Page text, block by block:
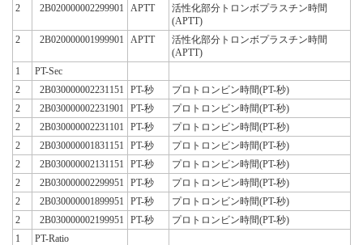
2
2B020000002299901 APTT
活性化部分トロンボプラスチン時間
(APTT)
2
2B020000001999901 APTT
活性化部分トロンボプラスチン時間
(APTT)
1
PT-Sec
2
2B030000002231151 PT-秒
プロトロンビン時間(PT-秒)
2
2B030000002231901 PT-秒
プロトロンビン時間(PT-秒)
2
2B030000002231101 PT-秒
プロトロンビン時間(PT-秒)
2
2B030000001831151 PT-秒
プロトロンビン時間(PT-秒)
2
2B030000002131151 PT-秒
プロトロンビン時間(PT-秒)
2
2B030000002299951 PT-秒
プロトロンビン時間(PT-秒)
2
2B030000001899951 PT-秒
プロトロンビン時間(PT-秒)
2
2B030000002199951 PT-秒
プロトロンビン時間(PT-秒)
1
PT-Ratio